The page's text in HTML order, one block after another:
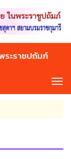
ระราชปถัมภ์